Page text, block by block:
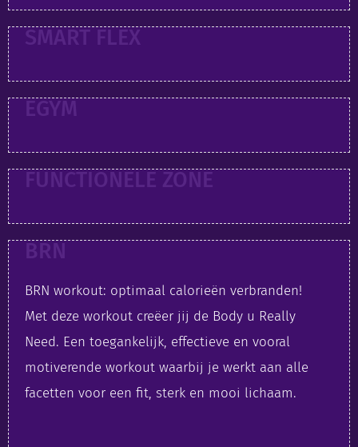
SMART FLEX
EGYM
FUNCTIONELE ZONE
BRN
BRN workout: optimaal calorieën verbranden!
Met deze workout creëer jij de Body u Really
Need. Een toegankelijk, effectieve en vooral
motiverende workout waarbij je werkt aan alle
facetten voor een fit, sterk en mooi lichaam.